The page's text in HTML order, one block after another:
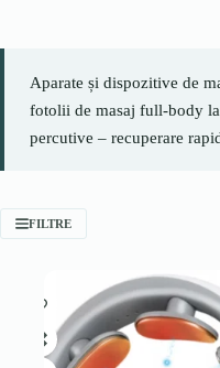
Aparate și dispozitive de
fotolii de masaj full-body
percutive – recuperare
FILTRE